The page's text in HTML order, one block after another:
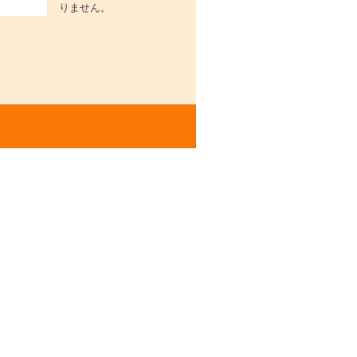
りません。